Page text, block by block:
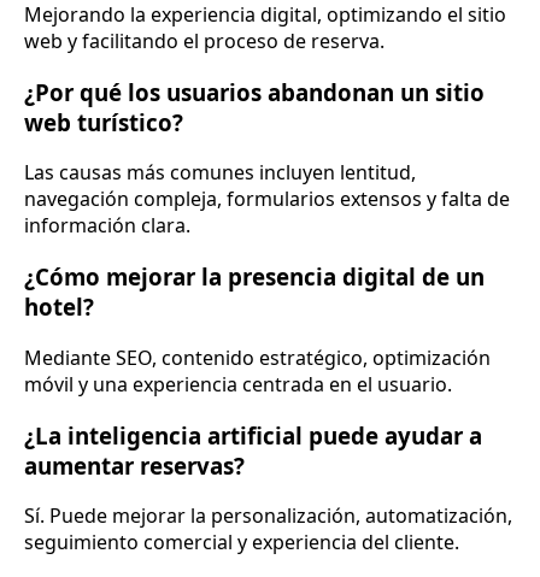
Mejorando la experiencia digital, optimizando el sitio
web y facilitando el proceso de reserva.
¿Por qué los usuarios abandonan un sitio
web turístico?
Las causas más comunes incluyen lentitud,
navegación compleja, formularios extensos y falta de
información clara.
¿Cómo mejorar la presencia digital de un
hotel?
Mediante SEO, contenido estratégico, optimización
móvil y una experiencia centrada en el usuario.
¿La inteligencia artificial puede ayudar a
aumentar reservas?
Sí. Puede mejorar la personalización, automatización,
seguimiento comercial y experiencia del cliente.